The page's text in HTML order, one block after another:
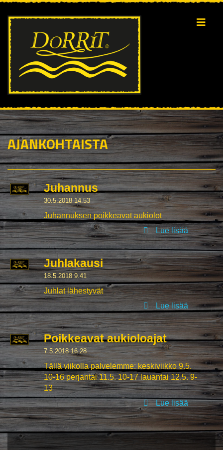
AJANKOHTAISTA
Juhannus
30.5.2018 14.53
Juhannuksen poikkeavat aukiolot
Lue lisää
Juhlakausi
18.5.2018 9.41
Juhlat lähestyvät
Lue lisää
Poikkeavat aukioloajat
7.5.2018 16.28
Tällä viikolla palvelemme: keskiviikko 9.5.
10-16 perjantai 11.5. 10-17 lauantai 12.5. 9-
13
Lue lisää